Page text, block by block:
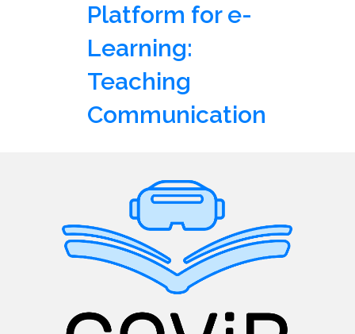
Platform for e-
Learning:
Teaching
Communication